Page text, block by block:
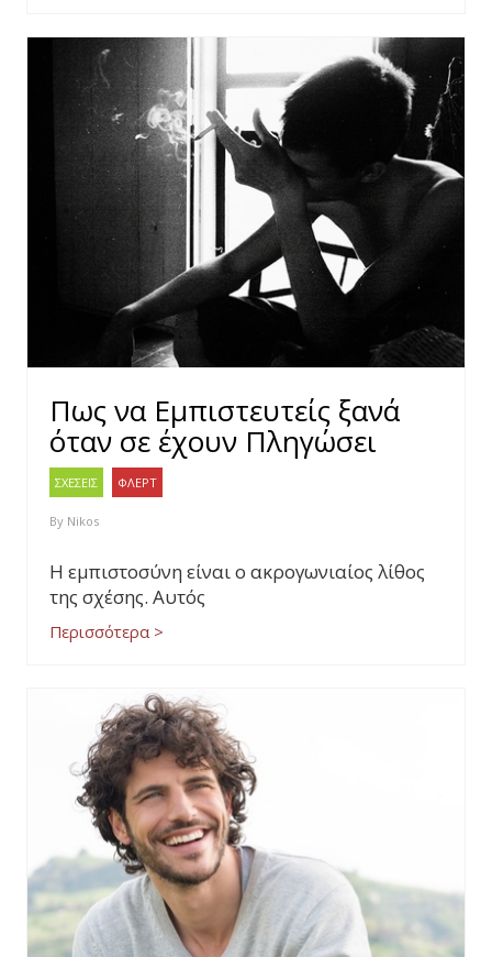
Πως να Εμπιστευτείς ξανά
όταν σε έχουν Πληγώσει
ΣΧΕΣΕΙΣ ΦΛΕΡΤ
By Nikos
Η εμπιστοσύνη είναι ο ακρογωνιαίος λίθος
της σχέσης. Αυτός
Περισσότερα >